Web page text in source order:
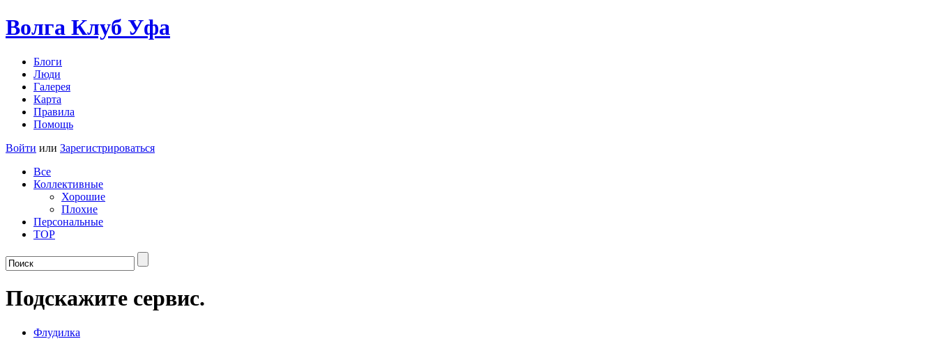
Волга Клуб Уфа
Блоги
Люди
Галерея
Карта
Правила
Помощь
Войти или Зарегистрироваться
Все
Коллективные
Хорошие
Плохие
Персональные
TOP
Подскажите сервис.
Флудилка